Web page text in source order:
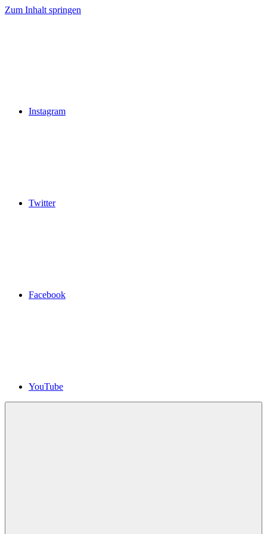
Zum Inhalt springen
Instagram
Twitter
Facebook
YouTube